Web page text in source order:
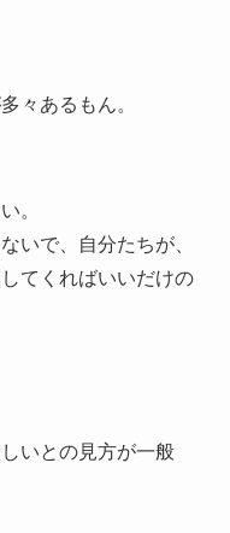
々あるもん。
。
いで、自分たちが、
てくればいいだけの
いとの見方が一般